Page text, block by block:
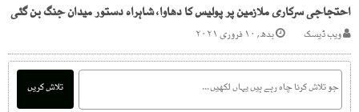
احتجاجی سرکاری ملازمین پر پولیس کا دھاوا، شاہراہ دستور میدان جنگ بن گئی
ویب ڈیسک بدھ, ۱۰ فروری ۲۰۲۱
تلاش کریں